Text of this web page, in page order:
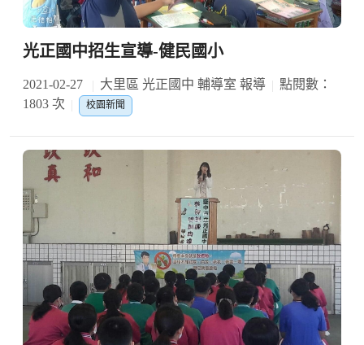
光正國中招生宣導-健民國小
2021-02-27 大里區 光正國中 輔導室 報導
點閱數：
1803 次
校園新聞